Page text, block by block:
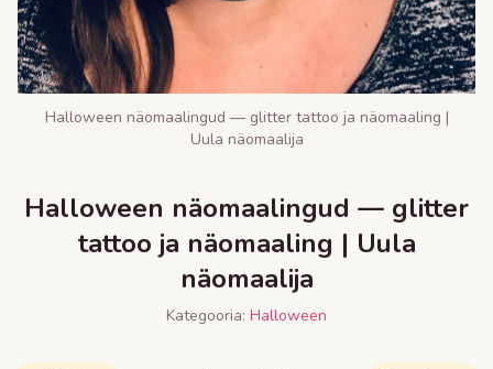
Halloween näomaalingud — glitter tattoo ja näomaaling |
Uula näomaalija
Halloween näomaalingud — glitter
tattoo ja näomaaling | Uula
näomaalija
Kategooria: Halloween